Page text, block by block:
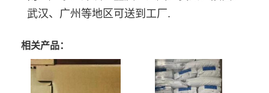
武汉、广州等地区可送到工厂.
相关产品：